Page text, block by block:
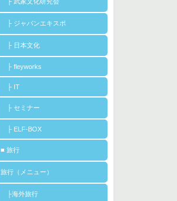
├ ジャパンエキスポ
├ 日本文化
├ fleyworks
├ IT
├ セミナー
├ ELF-BOX
■ 旅行
旅行（メニュー）
├海外旅行